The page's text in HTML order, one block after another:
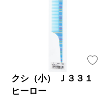
クシ（小） Ｊ３３１
ヒーロー